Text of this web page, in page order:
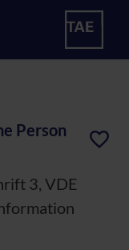
Person
3, VDE